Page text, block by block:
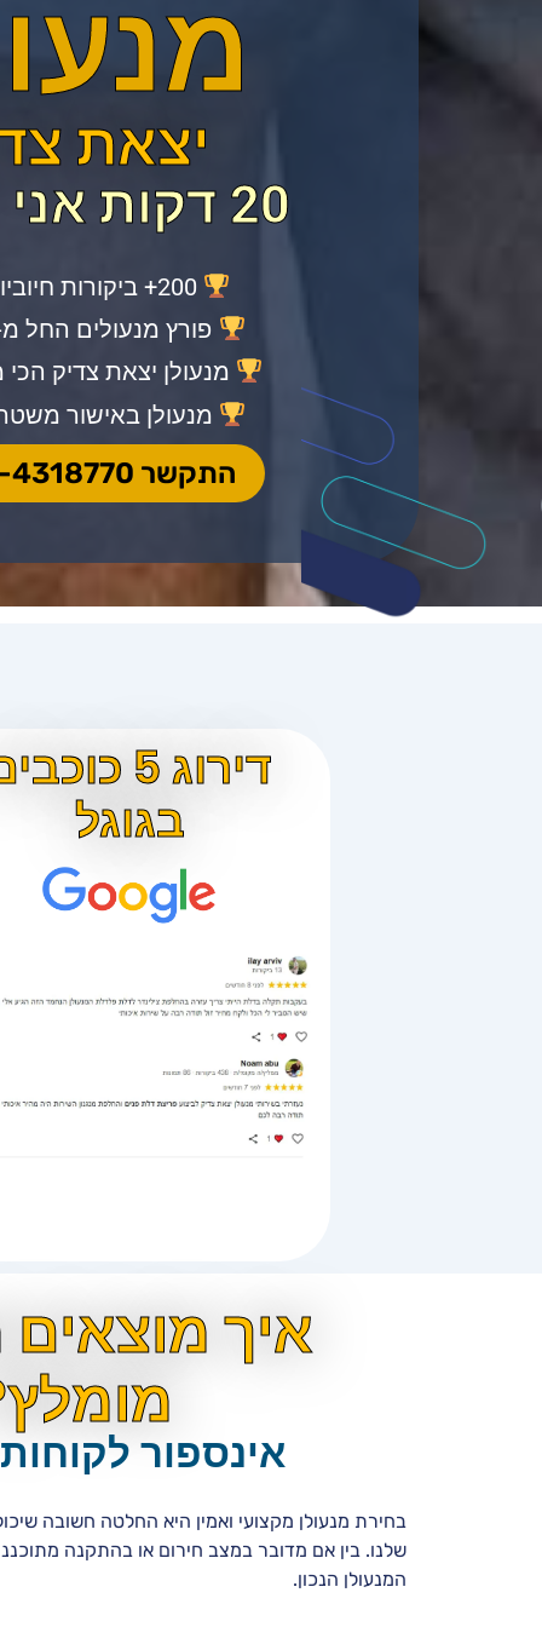
יצאת
20 דקות אני אצלך.
פורץ מנעולים החל מ-199
מנעולן יצאת צדיק
מנעולן באישור
התקשר 055-4318770
דירוג 5
בגוגל
איך מוצאים
אינספור
בחירת מנעולן מקצועי ואמין היא החלטה חשובה
שלנו. בין אם מדובר במצב חירום או בהתקנה
המנעולן הנכון.